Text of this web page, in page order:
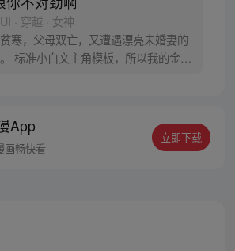
· 穿越 · 女神
寒，父母双亡，又遭遇漂亮未婚妻的
标准小白文主角模板，所以我的金手
正我不吃亏。 一夜过后…… 咦，这未
点不对劲啊？
App
画畅快看
立即下载